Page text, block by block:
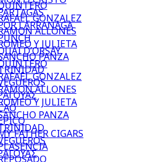
GONZALEZ
ALLONES
Y JULIETA
PANZA
FATHER CIGARS
LARRANAGA
D’ORSAY
GONZALEZ
ALLONES
Y JULIETA
PANZA